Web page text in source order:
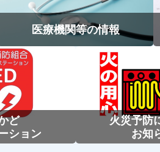
医療機関等の情報
ど
ション
火災予防
お知